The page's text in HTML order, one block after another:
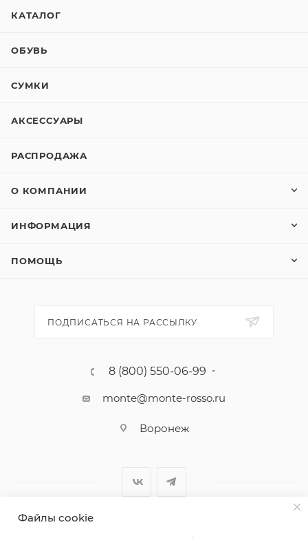
КАТАЛОГ
ОБУВЬ
СУМКИ
АКСЕССУАРЫ
РАСПРОДАЖА
О КОМПАНИИ
ИНФОРМАЦИЯ
ПОМОЩЬ
ПОДПИСАТЬСЯ НА РАССЫЛКУ
8 (800) 550-06-99
monte@monte-rosso.ru
Воронеж
Файлы cookie